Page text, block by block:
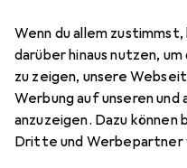
Wenn du allem
darüber hinaus nutzen,
zu zeigen, unsere
Werbung auf unseren
anzuzeigen. Dazu
Dritte und
Preis in EUR inkl. MwSt.
Bewertungen